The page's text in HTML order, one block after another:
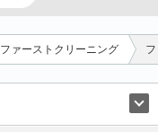
ファーストクリーニング